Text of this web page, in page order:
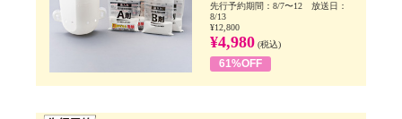
先行予約期間：8/7〜12 放送日：
8/13
¥12,800
¥4,980 (税込)
61%OFF